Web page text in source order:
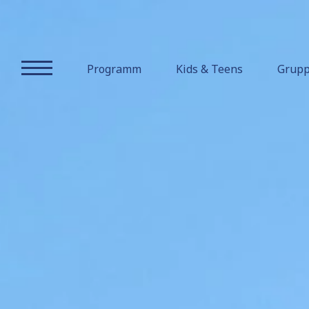
VereinProgramm Kids & Teens